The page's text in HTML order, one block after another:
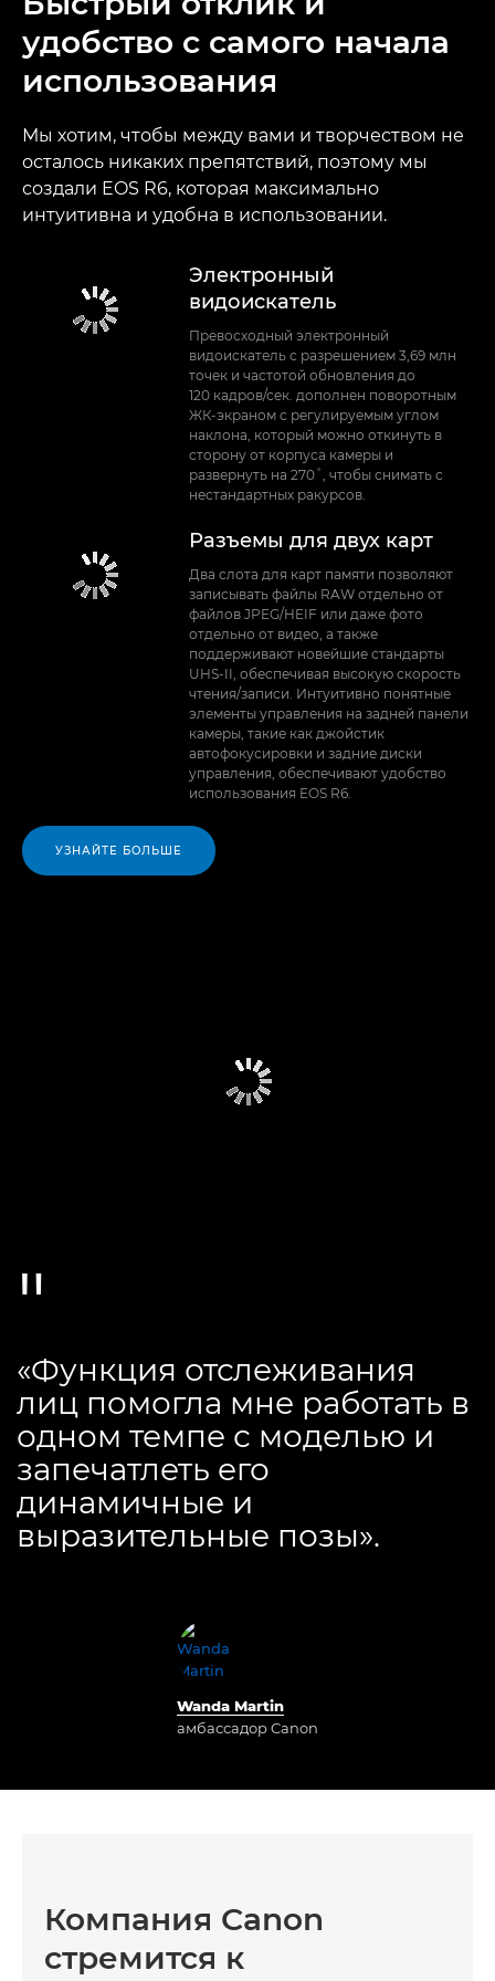
удобство с самого начала
использования
Мы хотим, чтобы между вами и творчеством не
осталось никаких препятствий, поэтому мы
создали EOS R6, которая максимально
интуитивна и удобна в использовании.
Электронный
видоискатель
Превосходный электронный
видоискатель с разрешением 3,69 млн
точек и частотой обновления до
120 кадров/сек. дополнен поворотным
ЖК-экраном с регулируемым углом
наклона, который можно откинуть в
сторону от корпуса камеры и
развернуть на 270˚, чтобы снимать с
нестандартных ракурсов.
Разъемы для двух карт
Два слота для карт памяти позволяют
записывать файлы RAW отдельно от
файлов JPEG/HEIF или даже фото
отдельно от видео, а также
поддерживают новейшие стандарты
UHS-II, обеспечивая высокую скорость
чтения/записи. Интуитивно понятные
элементы управления на задней панели
камеры, такие как джойстик
автофокусировки и задние диски
управления, обеспечивают удобство
использования EOS R6.
УЗНАЙТЕ БОЛЬШЕ
Wanda Martin
амбассадор Canon
«Функция отслеживания
лиц помогла мне работать в
одном темпе с моделью и
запечатлеть его
динамичные и
выразительные позы».
Компания Canon
стремится к